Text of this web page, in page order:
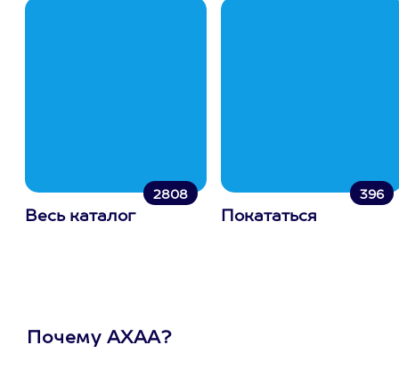
2808
Весь каталог
396
Покататься
Почему АХАА?